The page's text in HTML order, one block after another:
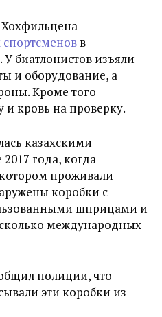
спортсменов в
биатлонистов изъяли
и оборудование, а
Кроме того
кровь на проверку.
казахскими
года, когда
проживали
коробки с
шприцами и
международных
полиции, что
эти коробки из